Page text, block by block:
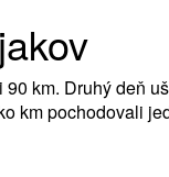
km. Druhý deň
km pochodovali